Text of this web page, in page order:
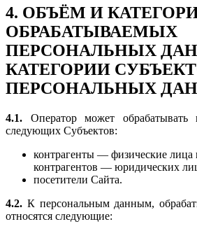
4. ОБЪЁМ И
ОБРАБАТЫВАЕМЫХ
ПЕРСОНАЛЬНЫХ
КАТЕГОРИИ
ПЕРСОНАЛЬНЫХ
4.1. Оператор может обрабатывать
следующих Субъектов:
контрагенты — физические лица
контрагентов — юридических
посетители Сайта.
4.2. К персональным данным,
относятся следующие: